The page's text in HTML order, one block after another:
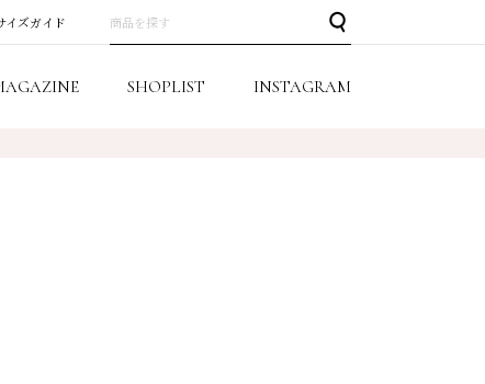
イズガイド
SHOPLIST INSTAGRAM